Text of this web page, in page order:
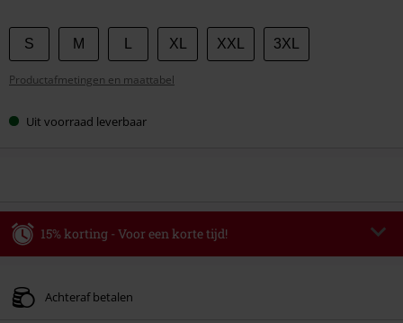
Kies
je
maat
S M XL XXL 3XL
Productafmetingen en maattabel
Uit voorraad leverbaar
15% korting - Voor een korte tijd!
Geldig t/m 09-08-2026
Achteraf betalen